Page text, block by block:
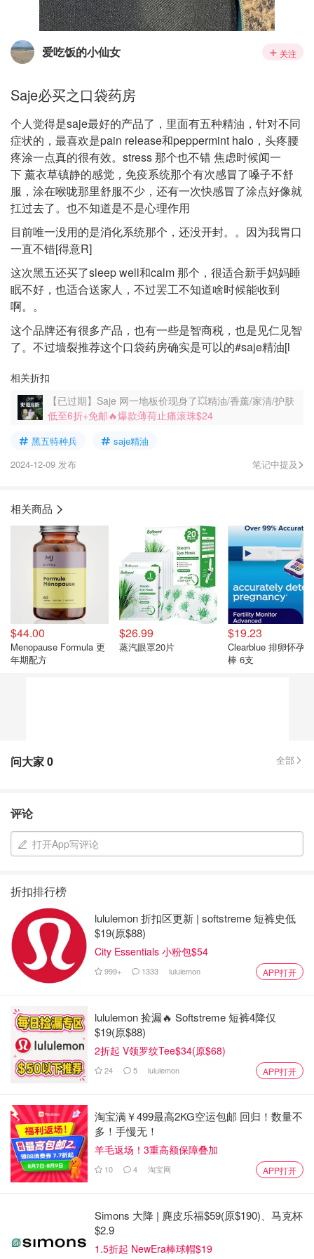
爱吃饭的小仙女 关注
Saje必买之口袋药房
个人觉得是saje最好的产品了，里面有五种精油，针对不同
症状的，最喜欢是pain release和peppermint halo，头疼腰
疼涂一点真的很有效。stress 那个也不错 焦虑时候闻一
下 薰衣草镇静的感觉，免疫系统那个有次感冒了嗓子不舒
服，涂在喉咙那里舒服不少，还有一次快感冒了涂点好像就
扛过去了。也不知道是不是心理作用
目前唯一没用的是消化系统那个，还没开封。。因为我胃口
一直不错[得意R]
这次黑五还买了sleep well和calm 那个，很适合新手妈妈睡
眠不好，也适合送家人，不过罢工不知道啥时候能收到
啊。。
这个品牌还有很多产品，也有一些是智商税，也是见仁见智
了。不过墙裂推荐这个口袋药房确实是可以的#saje精油[l
相关折扣
【已过期】Saje 网一地板价现身了💥精油/香薰/家清/护肤
低至6折+免邮🔥爆款薄荷止痛滚珠$24
黑五特种兵
saje精油
2024-12-09 发布
笔记中提及
相关商品
$44.00
Menopause Formula 更
年期配方
$26.99
蒸汽眼罩20片
$19.23
Clearblue 排卵怀孕
棒 6支
问大家0 全部
评论
打开App写评论
折扣排行榜
lululemon 折扣区更新 | softstreme 短裤史低
$19(原$88)
City Essentials 小粉包$54
999+ 1333 lululemon APP打开
lululemon 捡漏🔥 Softstreme 短裤4降仅
$19(原$88)
2折起 V领罗纹Tee$34(原$68)
24 5 lululemon APP打开
淘宝满￥499最高2KG空运包邮 回归！数量不
多！手慢无！
羊毛返场！3重高额保障叠加
10 4 淘宝网 APP打开
Simons 大降 | 麂皮乐福$59(原$190)、马克杯
$2.9
1.5折起 NewEra棒球帽$19